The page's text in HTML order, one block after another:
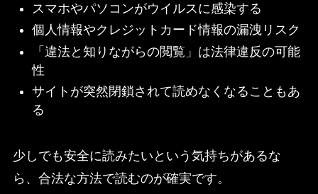
スマホやパソコンがウイルスに感染する
個人情報やクレジットカード情報の漏洩リスク
「違法と知りながらの閲覧」は法律違反の可能
性
サイトが突然閉鎖されて読めなくなることもあ
る
少しでも安全に読みたいという気持ちがあるな
ら、合法な方法で読むのが確実です。